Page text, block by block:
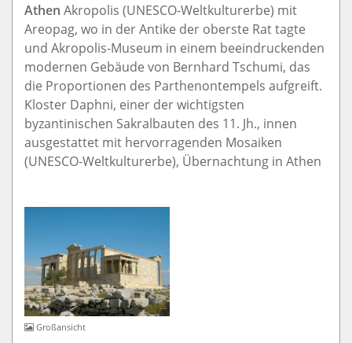
Athen Akropolis (UNESCO-Weltkulturerbe) mit
Areopag, wo in der Antike der oberste Rat tagte
und Akropolis-Museum in einem beeindruckenden
modernen Gebäude von Bernhard Tschumi, das
die Proportionen des Parthenontempels aufgreift.
Kloster Daphni, einer der wichtigsten
byzantinischen Sakralbauten des 11. Jh., innen
ausgestattet mit hervorragenden Mosaiken
(UNESCO-Weltkulturerbe), Übernachtung in Athen
Großansicht